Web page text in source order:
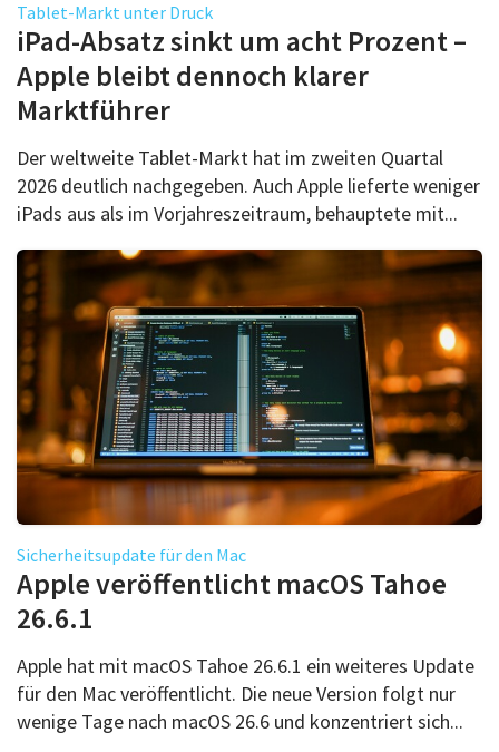
Tablet-Markt unter Druck
iPad-Absatz sinkt um acht Prozent –
Apple bleibt dennoch klarer
Marktführer
Der weltweite Tablet-Markt hat im zweiten Quartal
2026 deutlich nachgegeben. Auch Apple lieferte weniger
iPads aus als im Vorjahreszeitraum, behauptete mit...
Sicherheitsupdate für den Mac
Apple veröffentlicht macOS Tahoe
26.6.1
Apple hat mit macOS Tahoe 26.6.1 ein weiteres Update
für den Mac veröffentlicht. Die neue Version folgt nur
wenige Tage nach macOS 26.6 und konzentriert sich...